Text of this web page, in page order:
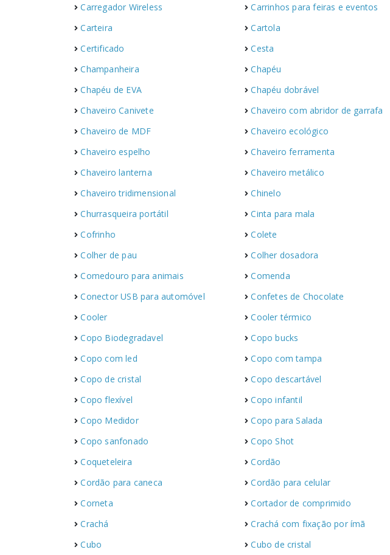
Carregador Wireless
Carrinhos para feiras e eventos
Carteira
Cartola
Certificado
Cesta
Champanheira
Chapéu
Chapéu de EVA
Chapéu dobrável
Chaveiro Canivete
Chaveiro com abridor de garrafa
Chaveiro de MDF
Chaveiro ecológico
Chaveiro espelho
Chaveiro ferramenta
Chaveiro lanterna
Chaveiro metálico
Chaveiro tridimensional
Chinelo
Churrasqueira portátil
Cinta para mala
Cofrinho
Colete
Colher de pau
Colher dosadora
Comedouro para animais
Comenda
Conector USB para automóvel
Confetes de Chocolate
Cooler
Cooler térmico
Copo Biodegradavel
Copo bucks
Copo com led
Copo com tampa
Copo de cristal
Copo descartável
Copo flexível
Copo infantil
Copo Medidor
Copo para Salada
Copo sanfonado
Copo Shot
Coqueteleira
Cordão
Cordão para caneca
Cordão para celular
Corneta
Cortador de comprimido
Crachá
Crachá com fixação por ímã
Cubo
Cubo de cristal